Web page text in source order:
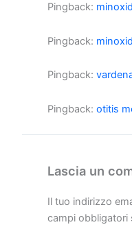
Pingback:
Pingback:
Pingback:
Pingback: otitis
Lascia un
Il tuo indirizzo
campi